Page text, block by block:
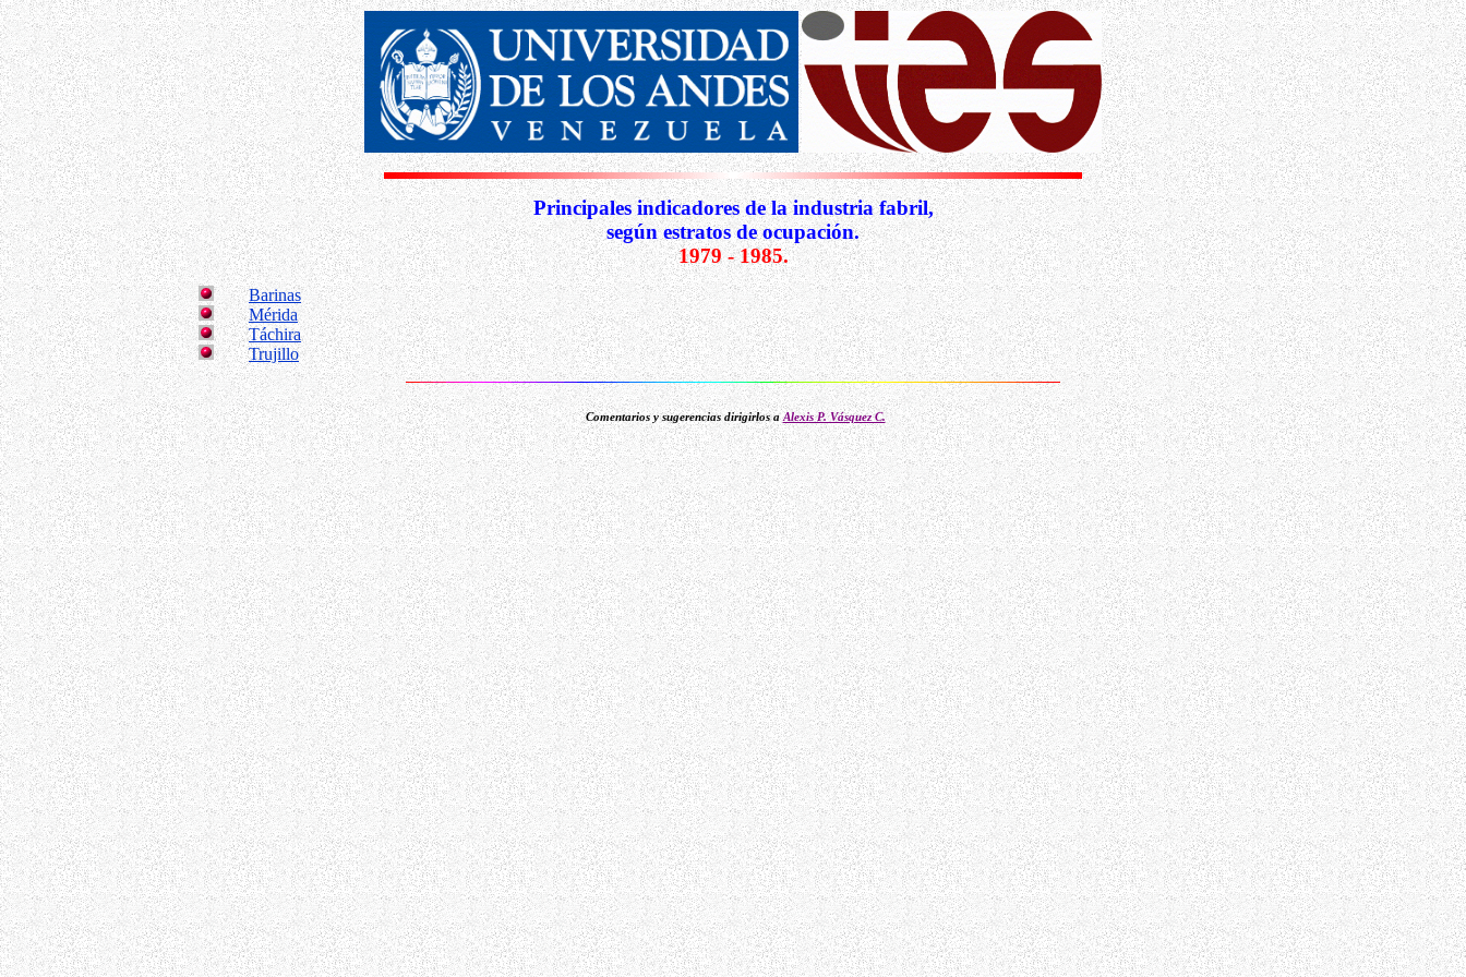
Principales indicadores de la industria fabril,
según estratos de ocupación.
1979 - 1985.
Barinas
Mérida
Táchira
Trujillo
Comentarios y sugerencias dirigirlos aAlexis P. Vásquez C.